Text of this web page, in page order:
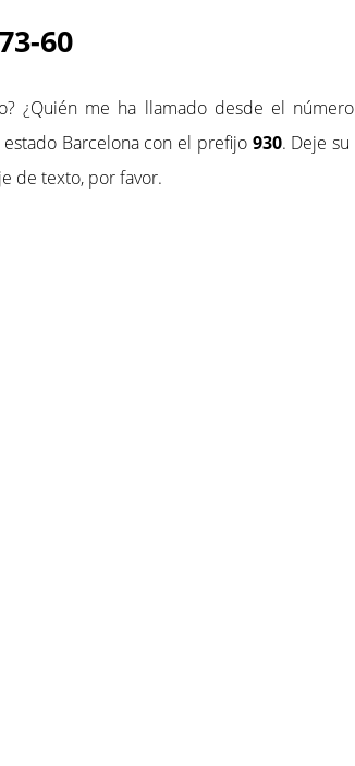
60
¿Quién me ha llamado desde el número
Barcelona con el prefijo 930. Deje su
de texto, por favor.